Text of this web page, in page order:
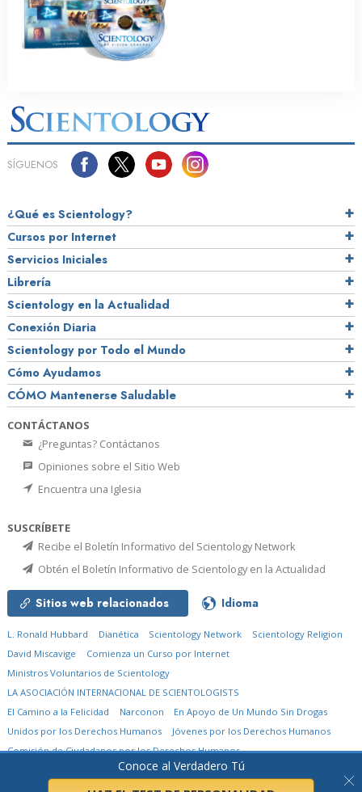
Conoce al Verdadero Tú
SÍGUENOS
¿Qué es Scientology?
Cursos por Internet
Servicios Iniciales
Librería
Scientology en la Actualidad
Conexión Diaria
Scientology por Todo el Mundo
Cómo Ayudamos
CÓMO Mantenerse Saludable
CONTÁCTANOS
¿Preguntas? Contáctanos
Opiniones sobre el Sitio Web
Encuentra una Iglesia
SUSCRÍBETE
Recibe el Boletín Informativo del Scientology Network
Obtén el Boletín Informativo de Scientology en la Actualidad
Sitios web relacionados Idioma
L. Ronald Hubbard Dianética Scientology Network
Scientology Religion
David Miscavige
Comienza un Curso por Internet
Ministros Voluntarios de Scientology
LA ASOCIACIÓN INTERNACIONAL DE SCIENTOLOGISTS
El Camino a la Felicidad
Narconon
En Apoyo de Un Mundo Sin Drogas
Unidos por los Derechos Humanos
Jóvenes por los Derechos Humanos
Comisión de Ciudadanos por los Derechos Humanos
Church of Scientology International.Todos los derechos reservados.